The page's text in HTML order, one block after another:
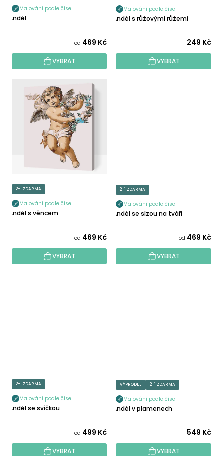
K
T
Malování podle čísel
Anděl
od 469 Kč
VYBRAT
Malování podle čísel
Anděl s růžovými růžemi
249 Kč
VYBRAT
2+1 ZDARMA
Malování podle čísel
Anděl s věncem
od 469 Kč
VYBRAT
2+1 ZDARMA
Malování podle čísel
Anděl se slzou na tváři
od 469 Kč
VYBRAT
2+1 ZDARMA
Malování podle čísel
Anděl se svíčkou
od 499 Kč
VYBRAT
VÝPRODEJ 2+1 ZDARMA
Malování podle čísel
Anděl v plamenech
549 Kč
VYBRAT